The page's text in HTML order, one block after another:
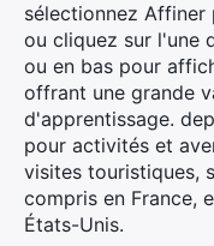
sélectionnez Affiner
ou cliquez sur l'une
ou en bas pour
offrant une grande
d'apprentissage.
pour activités et
visites touristiques,
compris en France,
États-Unis.